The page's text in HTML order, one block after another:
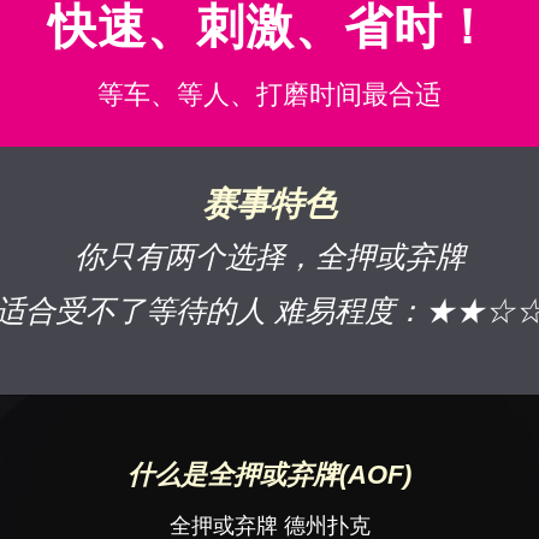
快速、刺激、省时！
等车、等人、打磨时间最合适
赛事特色
你只有两个选择，全押或弃牌
合受不了等待的人 难易程度：
什么是全押或弃牌(AOF)
全押或弃牌 德州扑克